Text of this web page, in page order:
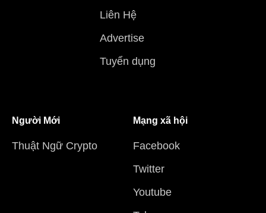
Liên Hệ
Advertise
Tuyển dụng
Người Mới
Thuật Ngữ Crypto
Mạng xã hội
Facebook
Twitter
Youtube